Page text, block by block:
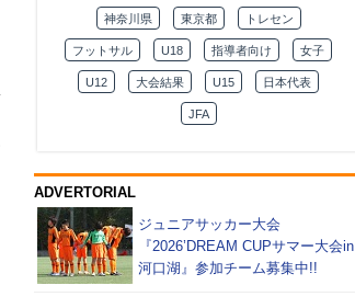
神奈川県 東京都 トレセン
フットサル U18 指導者向け 女子
U12 大会結果 U15 日本代表
JFA
ADVERTORIAL
ジュニアサッカー大会
『2026’DREAM CUPサマー大会in
河口湖』参加チーム募集中!!